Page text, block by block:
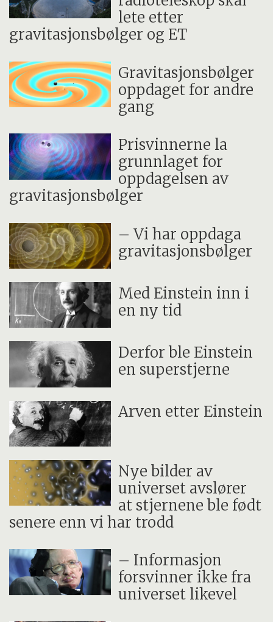
lete etter
gravitasjonsbølger og ET
Gravitasjonsbølger
oppdaget for andre
gang
Prisvinnerne la
grunnlaget for
oppdagelsen av
gravitasjonsbølger
– Vi har oppdaga
gravitasjonsbølger
Med Einstein inn i
en ny tid
Derfor ble Einstein
en superstjerne
Arven etter Einstein
Nye bilder av
universet avslører
at stjernene ble født
senere enn vi har trodd
– Informasjon
forsvinner ikke fra
universet likevel